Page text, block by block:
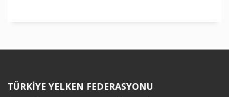
TÜRKİYE YELKEN FEDERASYONU